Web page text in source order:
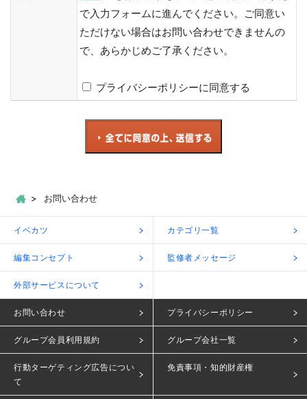
で入力フォームに進んでください。ご同意い
ただけない場合はお問い合わせできませんの
で、あらかじめご了承ください。
プライバシーポリシーに同意する
お問い合わせ
イベカツ カテゴリ一覧
編集コンセプト 監修者メッセージ
外部サービスについて
お問い合わせ プライバシーポリシー
グループ会員利用規約 グループ会社一覧
行動ターゲティング広告につい
て
免責事項・知的財産権